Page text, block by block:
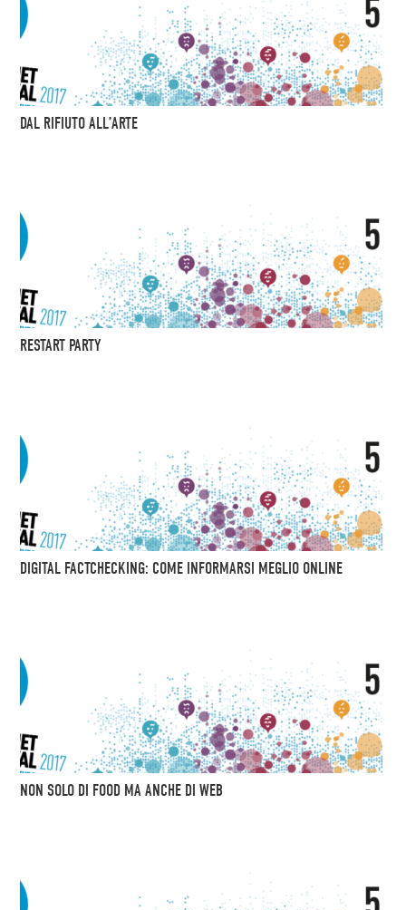
DAL RIFIUTO ALL’ARTE
RESTART PARTY
DIGITAL FACTCHECKING: COME INFORMARSI MEGLIO ONLINE
NON SOLO DI FOOD MA ANCHE DI WEB